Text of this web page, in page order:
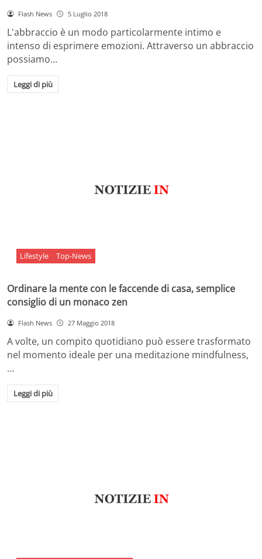
Flash News 5 Luglio 2018
L'abbraccio è un modo particolarmente intimo e
intenso di esprimere emozioni. Attraverso un abbraccio
possiamo…
Leggi di più
Lifestyle Top-News
Ordinare la mente con le faccende di casa, semplice
consiglio di un monaco zen
Flash News 27 Maggio 2018
A volte, un compito quotidiano può essere trasformato
nel momento ideale per una meditazione mindfulness,
…
Leggi di più